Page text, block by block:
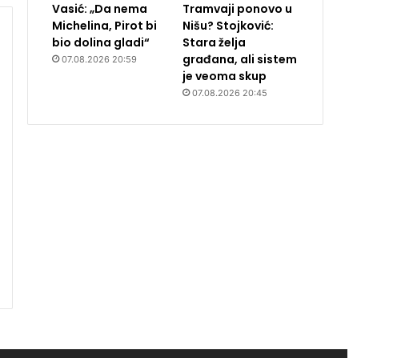
Vasić: „Da nema
Michelina, Pirot bi
bio dolina gladi“
07.08.2026 20:59
Tramvaji ponovo u
Nišu? Stojković:
Stara želja
građana, ali sistem
je veoma skup
07.08.2026 20:45